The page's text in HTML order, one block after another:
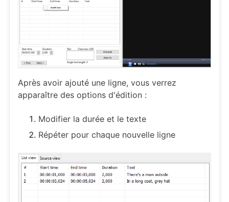
Après avoir ajouté une ligne, vous verrez
apparaître des options d'édition :
Modifier la durée et le texte
Répéter pour chaque nouvelle ligne